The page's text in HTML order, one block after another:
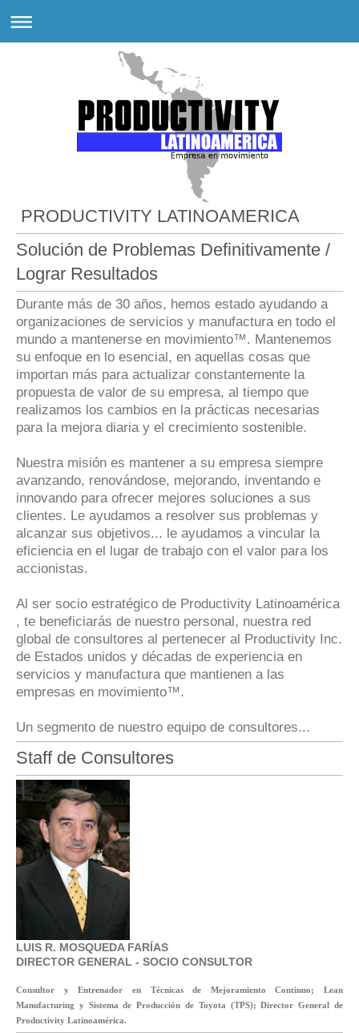
PRODUCTIVITY LATINOAMERICA
Solución de Problemas Definitivamente /
Lograr Resultados
Durante más de 30 años, hemos estado ayudando a
organizaciones de servicios y manufactura en todo el
mundo a mantenerse en movimiento™. Mantenemos
su enfoque en lo esencial, en aquellas cosas que
importan más para actualizar constantemente la
propuesta de valor de su empresa, al tiempo que
realizamos los cambios en la prácticas necesarias
para la mejora diaria y el crecimiento sostenible.
Nuestra misión es mantener a su empresa siempre
avanzando, renovándose, mejorando, inventando e
innovando para ofrecer mejores soluciones a sus
clientes. Le ayudamos a resolver sus problemas y
alcanzar sus objetivos... le ayudamos a vincular la
eficiencia en el lugar de trabajo con el valor para los
accionistas.
Al ser socio estratégico de Productivity Latinoamérica
, te beneficiarás de nuestro personal, nuestra red
global de consultores al pertenecer al Productivity Inc.
de Estados unidos y décadas de experiencia en
servicios y manufactura que mantienen a las
empresas en movimiento™.
Un segmento de nuestro equipo de consultores...
Staff de Consultores
LUIS R. MOSQUEDA FARÍAS
DIRECTOR GENERAL - SOCIO CONSULTOR
Consultor y Entrenador en Técnicas de Mejoramiento Continuo; Lean
Manufacturing y Sistema de Producción de Toyota (TPS); Director General de
Productivity Latinoamérica.